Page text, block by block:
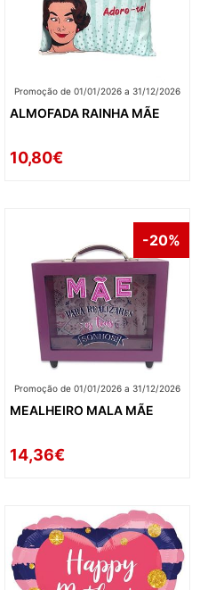
Promoção de 01/01/2026 a 31/12/2026
ALMOFADA RAINHA MÃE
10,80€
-20%
Promoção de 01/01/2026 a 31/12/2026
MEALHEIRO MALA MÃE
14,36€